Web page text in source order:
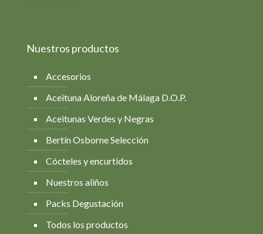
Nuestros productos
Accesorios
Aceituna Aloreña de Málaga D.O.P.
Aceitunas Verdes y Negras
Bertín Osborne Selección
Cócteles y encurtidos
Nuestros aliños
Packs Degustación
Todos los productos